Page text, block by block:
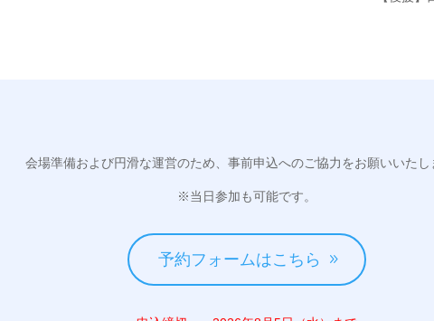
会場準備および円滑な運営のため、事前申込へのご協力をお願いいたし
※当日参加も可能です。
予約フォームはこちら